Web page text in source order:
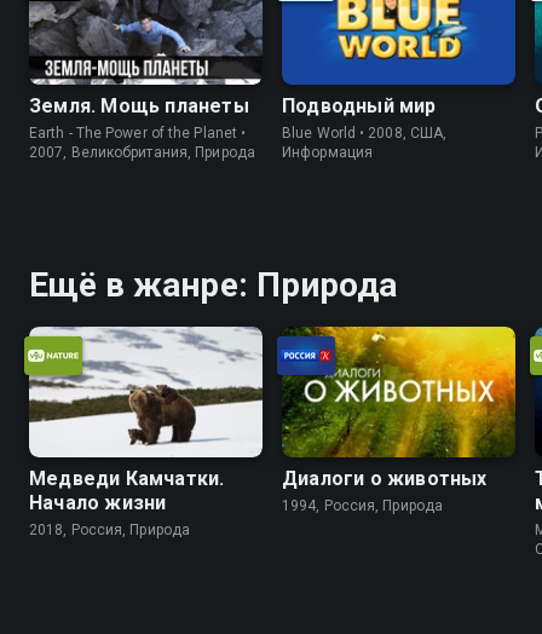
Земля. Мощь планеты
Earth - The Power of the Planet •
2007, Великобритания, Природа
Подводный мир
Blue World • 2008, США,
Информация
Ещё в жанре: Природа
Медведи Камчатки.
Начало жизни
2018, Россия, Природа
Диалоги о животных
1994, Россия, Природа